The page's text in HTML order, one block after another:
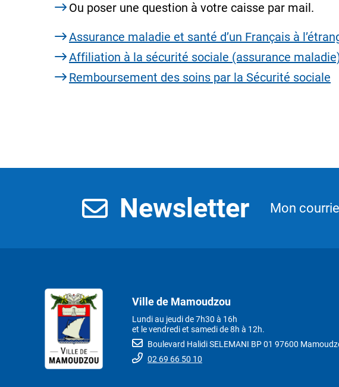
Ou poser une question à votre caisse par mail.
Assurance maladie et santé d’un Français à
Affiliation à la sécurité sociale (assurance
Remboursement des soins par la Sécurité sociale
Newsletter Mon courriel
Ville de Mamoudzou
Lundi au jeudi de 7h30 à 16h
et le vendredi et samedi de 8h à 12h.
Boulevard Halidi SELEMANI BP 01 97600
02 69 66 50 10